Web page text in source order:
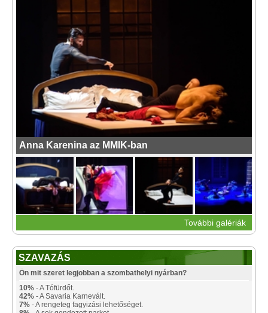
Anna Karenina az MMIK-ban
További galériák
SZAVAZÁS
Ön mit szeret legjobban a szombathelyi nyárban?
10% - A Tófürdőt.
42% - A Savaria Karnevált.
7% - A rengeteg fagyizási lehetőséget.